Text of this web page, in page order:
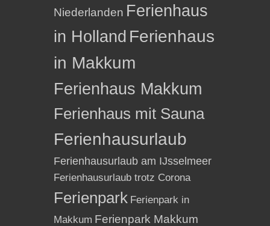
Niederlanden Ferienhaus
in Holland Ferienhaus
in Makkum
Ferienhaus Makkum
Ferienhaus mit Sauna
Ferienhausurlaub
Ferienhausurlaub am IJsselmeer
Ferienhausurlaub trotz Corona
Ferienpark Ferienpark in
Makkum Ferienpark Makkum